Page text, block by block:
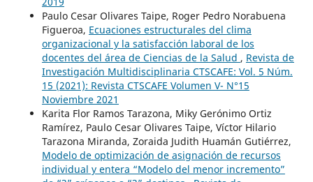
Paulo Cesar Olivares Taipe, Roger Pedro Norabuena
Figueroa, Ecuaciones estructurales del clima
organizacional y la satisfacción laboral de los
docentes del área de Ciencias de la Salud , Revista de
Investigación Multidisciplinaria CTSCAFE: Vol. 5 Núm.
15 (2021): Revista CTSCAFE Volumen V- N°15
Noviembre 2021
Karita Flor Ramos Tarazona, Miky Gerónimo Ortiz
Ramírez, Paulo Cesar Olivares Taipe, Víctor Hilario
Tarazona Miranda, Zoraida Judith Huamán Gutiérrez,
Modelo de optimización de asignación de recursos
individual y entera “Modelo del menor incremento”